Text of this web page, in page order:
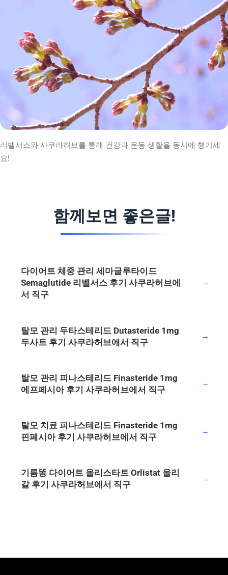
리벨서스와 사쿠라허브를 통해 건강과 운동 생활을 동시에 챙기세
요!
함께보면 좋은글!
다이어트 체중 관리 세마글루타이드
Semaglutide 리벨서스 후기 사쿠라허브에
서 직구
→
탈모 관리 두타스테리드 Dutasteride 1mg
두사트 후기 사쿠라허브에서 직구
→
탈모 관리 피나스테리드 Finasteride 1mg
에프페시아 후기 사쿠라허브에서 직구
→
탈모 치료 피나스테리드 Finasteride 1mg
핀페시아 후기 사쿠라허브에서 직구
→
기름똥 다이어트 올리스타트 Orlistat 올리
갈 후기 사쿠라허브에서 직구
→